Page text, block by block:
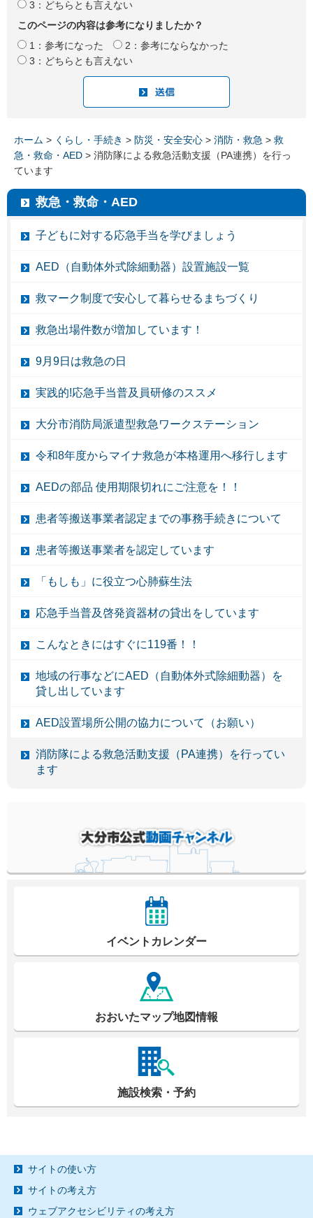
3：どちらとも言えない
このページの内容は参考になりましたか？
1：参考になった
2：参考にならなかった
3：どちらとも言えない
ホーム > くらし・手続き > 防災・安全安心 > 消防・救急 > 救
急・救命・AED > 消防隊による救急活動支援（PA連携）を行っ
ています
救急・救命・AED
子どもに対する応急手当を学びましょう
AED（自動体外式除細動器）設置施設一覧
救マーク制度で安心して暮らせるまちづくり
救急出場件数が増加しています！
9月9日は救急の日
実践的!応急手当普及員研修のススメ
大分市消防局派遣型救急ワークステーション
令和8年度からマイナ救急が本格運用へ移行します
AEDの部品 使用期限切れにご注意を！！
患者等搬送事業者認定までの事務手続きについて
患者等搬送事業者を認定しています
「もしも」に役立つ心肺蘇生法
応急手当普及啓発資器材の貸出をしています
こんなときにはすぐに119番！！
地域の行事などにAED（自動体外式除細動器）を
貸し出しています
AED設置場所公開の協力について（お願い）
消防隊による救急活動支援（PA連携）を行ってい
ます
イベントカレンダー
おおいたマップ地図情報
施設検索・予約
サイトの使い方
サイトの考え方
ウェブアクセシビリティの考え方